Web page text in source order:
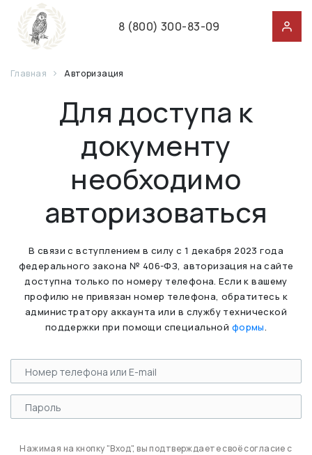
8 (800) 300-83-09
Главная Авторизация
Для доступа к
документу
необходимо
авторизоваться
В связи с вступлением в силу с 1 декабря 2023 года
федерального закона № 406-ФЗ, авторизация на сайте
доступна только по номеру телефона. Если к вашему
профилю не привязан номер телефона, обратитесь к
администратору аккаунта или в службу технической
поддержки при помощи специальной формы.
Нажимая на кнопку "Вход", вы подтверждаете своё согласие с